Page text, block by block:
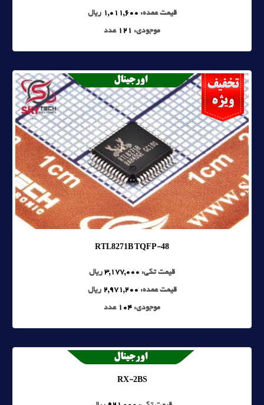
قیمت عمده: 1,011,600 ریال
موجودی: 121 عدد
RTL8271B TQFP-48
قیمت تکی: 3,177,000 ریال
قیمت عمده: 2,971,200 ریال
موجودی: 104 عدد
RX-2BS